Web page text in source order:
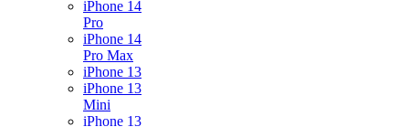
iPhone 14
Pro
iPhone 14
Pro Max
iPhone 13
iPhone 13
Mini
iPhone 13